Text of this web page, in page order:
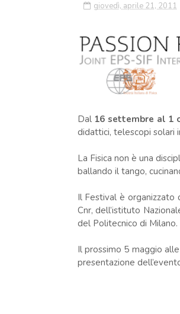
giovedì, aprile 21, 2011
Dal 16 settembre al 1
didattici, telescopi solari
La Fisica non è una
ballando il tango,
Il Festival è organizzato
Cnr, dell’istituto
del Politecnico di Milano.
Il prossimo 5 maggio
presentazione